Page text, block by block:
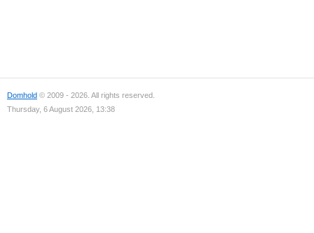
Domhold © 2009 - 2026. All rights reserved.
Thursday, 6 August 2026, 13:38